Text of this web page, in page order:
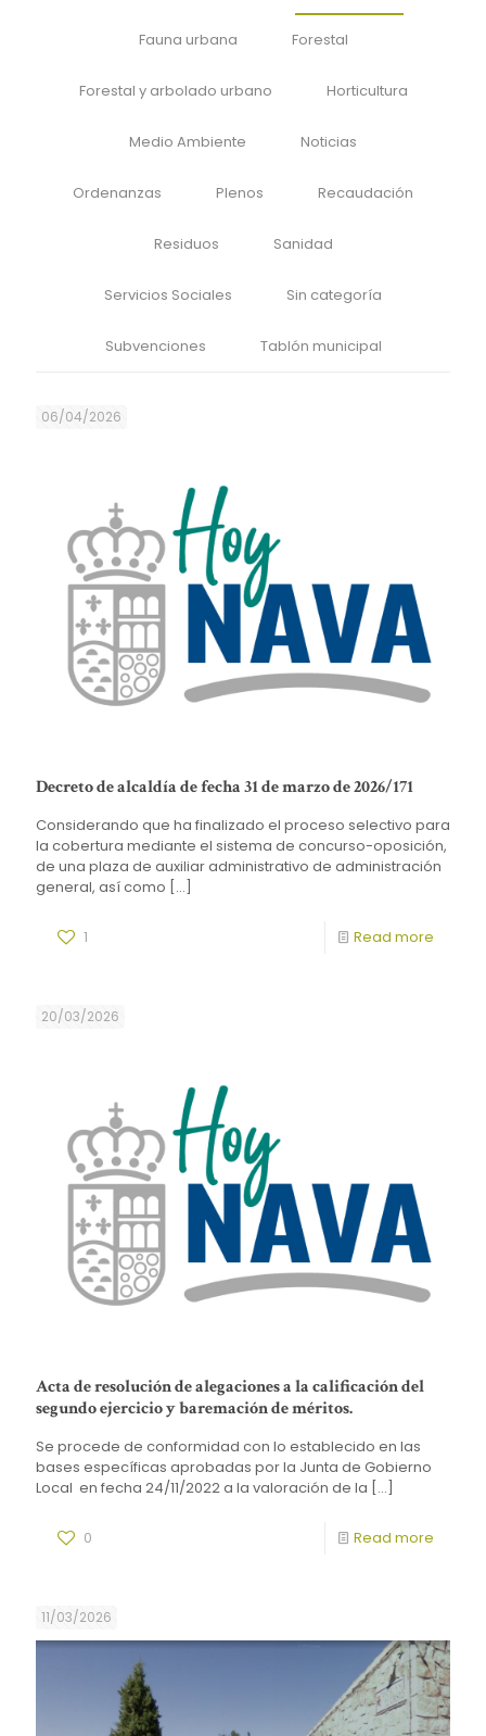
Fauna urbana Forestal
Forestal y arbolado urbano Horticultura
Medio Ambiente Noticias
Ordenanzas Plenos Recaudación
Residuos Sanidad
Servicios Sociales Sin categoría
Subvenciones Tablón municipal
06/04/2026
Decreto de alcaldía de fecha 31 de marzo de 2026/171
Considerando que ha finalizado el proceso selectivo para
la cobertura mediante el sistema de concurso-oposición,
de una plaza de auxiliar administrativo de administración
general, así como […]
1 Read more
20/03/2026
Acta de resolución de alegaciones a la calificación del
segundo ejercicio y baremación de méritos.
Se procede de conformidad con lo establecido en las
bases específicas aprobadas por la Junta de Gobierno
Local en fecha 24/11/2022 a la valoración de la […]
0 Read more
11/03/2026